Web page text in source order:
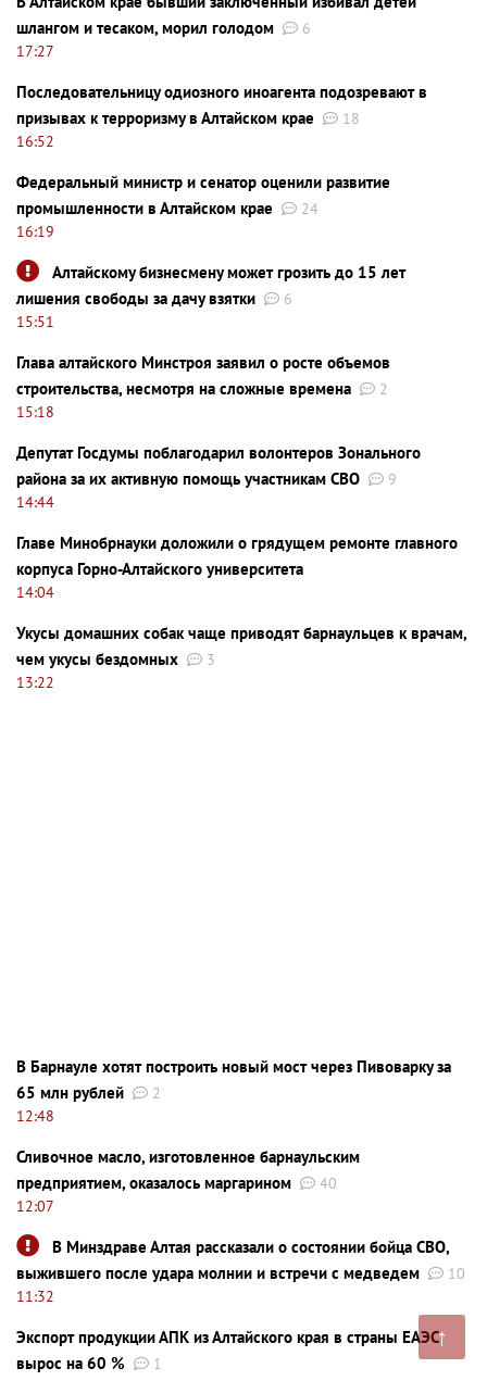
↑
шлангом и тесаком, морил голодом
6
17:27
Последовательницу одиозного иноагента подозревают в
призывах к терроризму в Алтайском крае
18
16:52
Федеральный министр и сенатор оценили развитие
промышленности в Алтайском крае
24
16:19
Алтайскому бизнесмену может грозить до 15 лет
лишения свободы за дачу взятки
6
15:51
Глава алтайского Минстроя заявил о росте объемов
строительства, несмотря на сложные времена
2
15:18
Депутат Госдумы поблагодарил волонтеров Зонального
района за их активную помощь участникам СВО
9
14:44
Главе Минобрнауки доложили о грядущем ремонте главного
корпуса Горно-Алтайского университета
14:04
Укусы домашних собак чаще приводят барнаульцев к врачам,
чем укусы бездомных
3
13:22
В Барнауле хотят построить новый мост через Пивоварку за
65 млн рублей
2
12:48
Сливочное масло, изготовленное барнаульским
предприятием, оказалось маргарином
40
12:07
В Минздраве Алтая рассказали о состоянии бойца СВО,
выжившего после удара молнии и встречи с медведем
10
11:32
Экспорт продукции АПК из Алтайского края в страны ЕАЭС
вырос на 60 %
1